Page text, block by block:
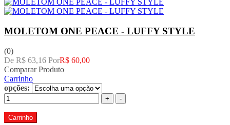
MOLETOM ONE PEACE - LUFFY STYLE
(0)
De R$ 63,16 PorR$ 60,00
Comparar Produto
Carrinho
opções:
+ -
Carrinho